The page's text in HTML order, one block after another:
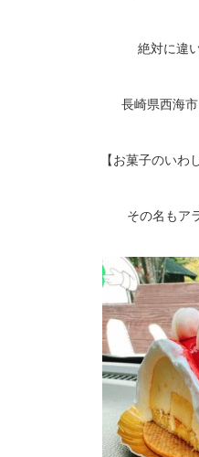
絶対に違
長崎県西海
【お菓子のいわ
その名もア